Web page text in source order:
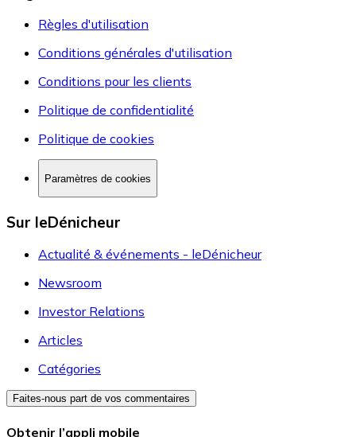
Règles d'utilisation
Conditions générales d'utilisation
Conditions pour les clients
Politique de confidentialité
Politique de cookies
Paramètres de cookies
Sur leDénicheur
Actualité & événements - leDénicheur
Newsroom
Investor Relations
Articles
Catégories
Faites-nous part de vos commentaires
Obtenir l’appli mobile